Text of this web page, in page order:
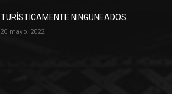
TURÍSTICAMENTE NINGUNEADOS…
20 mayo, 2022